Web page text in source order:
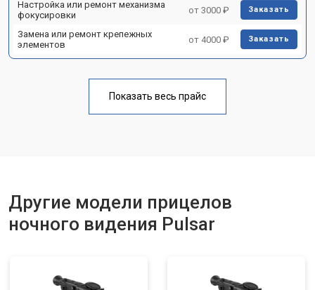
Настройка или ремонт механизма
фокусировки
от 3000 ₽ Заказать
Замена или ремонт крепежных
элементов
от 4000 ₽ Заказать
Показать весь прайс
Другие модели прицелов
ночного видения Pulsar